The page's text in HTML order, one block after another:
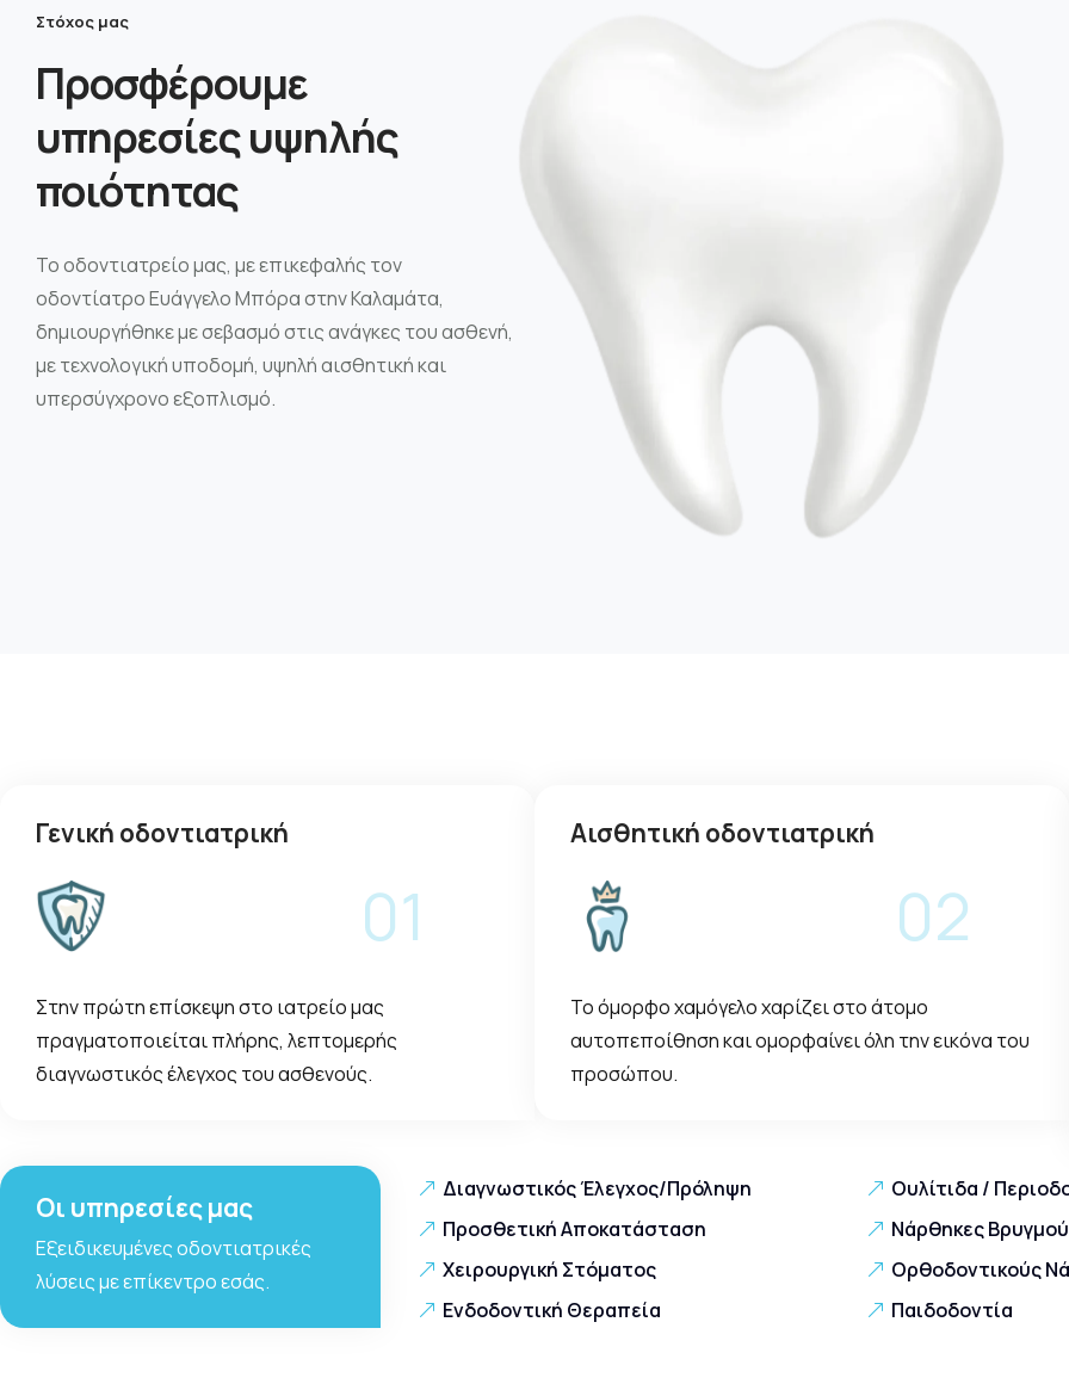
Στόχος μας
Προσφέρουμε
υπηρεσίες υψηλής
ποιότητας
Το οδοντιατρείο μας, με επικεφαλής τον
οδοντίατρο Ευάγγελο Μπόρα στην Καλαμάτα,
δημιουργήθηκε με σεβασμό στις ανάγκες του ασθενή,
με τεχνολογική υποδομή, υψηλή αισθητική και
υπερσύγχρονο εξοπλισμό.
Γενική οδοντιατρική
01
Στην πρώτη επίσκεψη στο ιατρείο μας
πραγματοποιείται πλήρης, λεπτομερής
διαγνωστικός έλεγχος του ασθενούς.
Αισθητική οδοντιατρική
02
Το όμορφο χαμόγελο χαρίζει στο άτομο
αυτοπεποίθηση και ομορφαίνει όλη την εικόνα του
προσώπου.
Οι υπηρεσίες μας
Εξειδικευμένες οδοντιατρικές
λύσεις με επίκεντρο εσάς.
Διαγνωστικός Έλεγχος/Πρόληψη
Προσθετική Αποκατάσταση
Χειρουργική Στόματος
Ενδοδοντική Θεραπεία
Ουλίτιδα /
Νάρθηκες Βρυγμού
Ορθοδοντικούς
Παιδοδοντία